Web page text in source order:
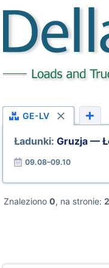
GE-LV
Ładunki: Gruzja —
09.08–09.10
Znaleziono 0, na stronie: